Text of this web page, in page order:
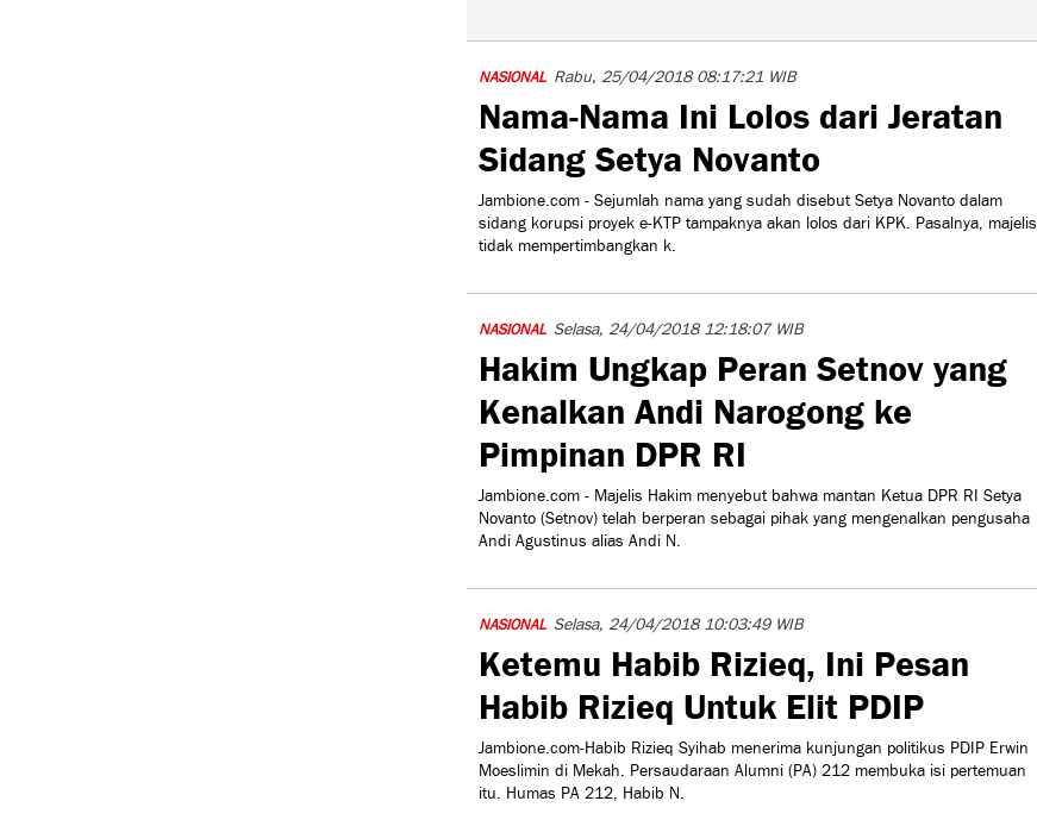
NASIONAL Rabu, 25/04/2018 08:17:21 WIB
Nama-Nama Ini Lolos dari Jeratan
Sidang Setya Novanto
Jambione.com - Sejumlah nama yang sudah disebut Setya Novanto dalam
sidang korupsi proyek e-KTP tampaknya akan lolos dari KPK. Pasalnya, majelis
tidak mempertimbangkan k.
NASIONAL Selasa, 24/04/2018 12:18:07 WIB
Hakim Ungkap Peran Setnov yang
Kenalkan Andi Narogong ke
Pimpinan DPR RI
Jambione.com - Majelis Hakim menyebut bahwa mantan Ketua DPR RI Setya
Novanto (Setnov) telah berperan sebagai pihak yang mengenalkan pengusaha
Andi Agustinus alias Andi N.
NASIONAL Selasa, 24/04/2018 10:03:49 WIB
Ketemu Habib Rizieq, Ini Pesan
Habib Rizieq Untuk Elit PDIP
Jambione.com-Habib Rizieq Syihab menerima kunjungan politikus PDIP Erwin
Moeslimin di Mekah. Persaudaraan Alumni (PA) 212 membuka isi pertemuan
itu. Humas PA 212, Habib N.